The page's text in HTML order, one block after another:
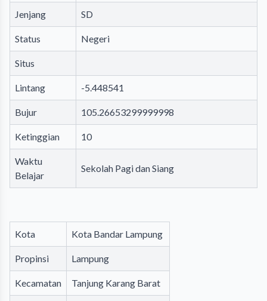
Jenjang SD
Status Negeri
Situs
Lintang -5.448541
Bujur 105.26653299999998
Ketinggian 10
Waktu
Belajar
Sekolah Pagi dan Siang
Kota Kota Bandar Lampung
Propinsi Lampung
Kecamatan Tanjung Karang Barat